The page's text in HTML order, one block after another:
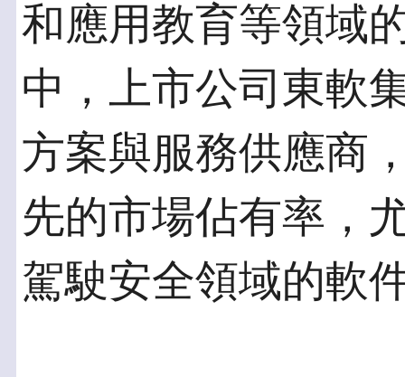
和應用教育等領域
中，上市公司東軟
方案與服務供應商
先的市場佔有率，
駕駛安全領域的軟